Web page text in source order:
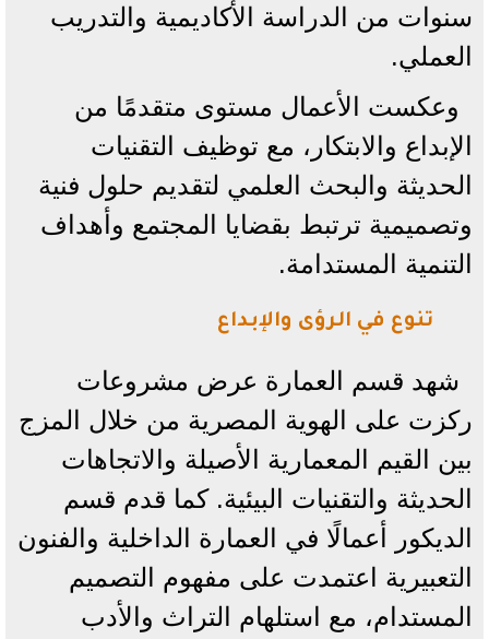
سنوات من الدراسة الأكاديمية والتدريب
العملي.
وعكست الأعمال مستوى متقدمًا من
الإبداع والابتكار، مع توظيف التقنيات
الحديثة والبحث العلمي لتقديم حلول فنية
وتصميمية ترتبط بقضايا المجتمع وأهداف
التنمية المستدامة.
تنوع في الرؤى والإبداع
شهد قسم العمارة عرض مشروعات
ركزت على الهوية المصرية من خلال المزج
بين القيم المعمارية الأصيلة والاتجاهات
الحديثة والتقنيات البيئية. كما قدم قسم
الديكور أعمالًا في العمارة الداخلية والفنون
التعبيرية اعتمدت على مفهوم التصميم
المستدام، مع استلهام التراث والأدب